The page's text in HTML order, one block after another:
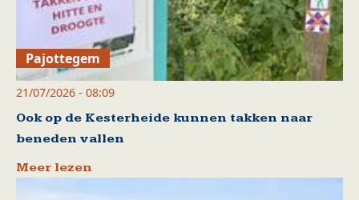
Pajottegem
21/07/2026 - 08:09
Ook op de Kesterheide kunnen takken naar
beneden vallen
Meer lezen